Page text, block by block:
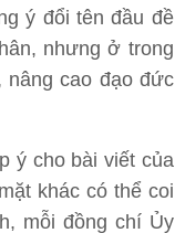
ý đổi tên đầu đề
nhưng ở trong
nâng cao đạo đức
ý cho bài viết của
khác có thể coi
mỗi đồng chí Ủy